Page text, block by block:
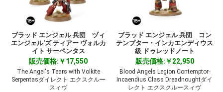
ブラッド エンジェル 兵団 ヅィ
エンジェル'ズ ティアー ヴォルカ
イト サーペンタス
販売価格:￥17,550
The Angel's Tears with Volkite
Serpentasダイレクト エクスクルー
スィヴ
ブラッド エンジェル 兵団 コン
テンプター・インカエンディウス
級 ドゥレッドノート
販売価格:￥22,950
Blood Angels Legion Contemptor-
Incaendius Class Dreadnoughtダイ
レクト エクスクルースィヴ